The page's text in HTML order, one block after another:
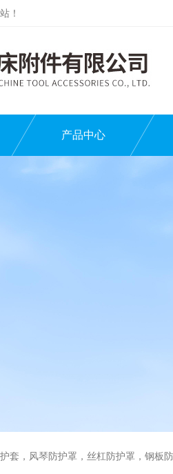
！
产品中心
套，风琴防护罩，丝杠防护罩，钢板